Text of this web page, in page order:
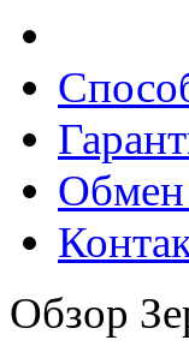
Обмен
Обзор